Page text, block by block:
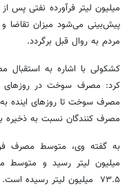
میلیون لیتر فرآورده نفتی پس
پیش‌بینی می‌شود میزان تقاضا
مردم به روال قبل برگردد.
کشکولی با اشاره به استقبال
کرد: مصرف سوخت در روزهای
مصرف سوخت تا روزهای اینده
مصرف کنندگان نسبت به ذخیره
میلیون لیتر رسید و متوسط
۷۳.۵ میلیون لیتر رسیده است.